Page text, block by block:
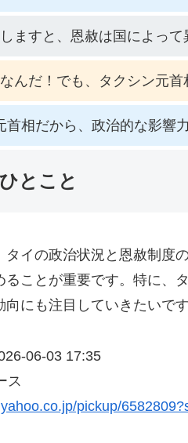
ますと、恩赦は国によっ
んだ！でも、タクシン元
首相だから、政治的な影響
とこと
タイの政治状況と恩赦制度
ることが重要です。特に、
にも注目していきたいです
06-03 17:35
ス
pickup/